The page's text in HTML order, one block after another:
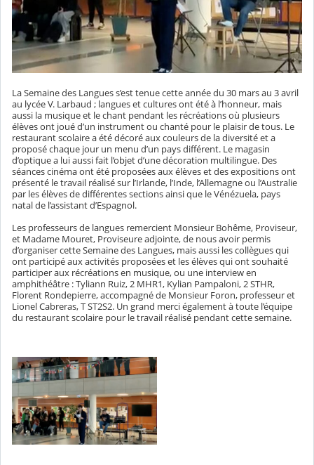
La Semaine des Langues s’est tenue cette année du 30 mars au 3 avril
au lycée V. Larbaud ; langues et cultures ont été à l’honneur, mais
aussi la musique et le chant pendant les récréations où plusieurs
élèves ont joué d’un instrument ou chanté pour le plaisir de tous. Le
restaurant scolaire a été décoré aux couleurs de la diversité et a
proposé chaque jour un menu d’un pays différent. Le magasin
d’optique a lui aussi fait l’objet d’une décoration multilingue. Des
séances cinéma ont été proposées aux élèves et des expositions ont
présenté le travail réalisé sur l’Irlande, l’Inde, l’Allemagne ou l’Australie
par les élèves de différentes sections ainsi que le Vénézuela, pays
natal de l’assistant d’Espagnol.
Les professeurs de langues remercient Monsieur Bohême, Proviseur,
et Madame Mouret, Proviseure adjointe, de nous avoir permis
d’organiser cette Semaine des Langues, mais aussi les collègues qui
ont participé aux activités proposées et les élèves qui ont souhaité
participer aux récréations en musique, ou une interview en
amphithéâtre : Tyliann Ruiz, 2 MHR1, Kylian Pampaloni, 2 STHR,
Florent Rondepierre, accompagné de Monsieur Foron, professeur et
Lionel Cabreras, T ST2S2. Un grand merci également à toute l’équipe
du restaurant scolaire pour le travail réalisé pendant cette semaine.